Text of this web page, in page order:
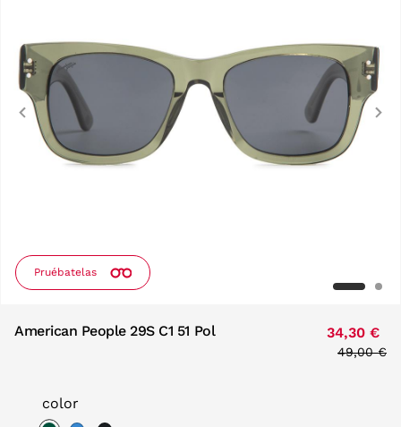
Pruébatelas
Previous
American People 29S C1 51 Pol 34,30 €
Price
49,00 €
color